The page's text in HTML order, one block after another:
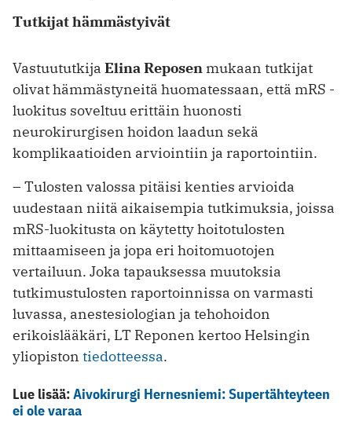
Tutkijat hämmästyivät
Vastuututkija Elina Reposen mukaan tutkijat
olivat hämmästyneitä huomatessaan, että mRS -
luokitus soveltuu erittäin huonosti
neurokirurgisen hoidon laadun sekä
komplikaatioiden arviointiin ja raportointiin.
– Tulosten valossa pitäisi kenties arvioida
uudestaan niitä aikaisempia tutkimuksia, joissa
mRS-luokitusta on käytetty hoitotulosten
mittaamiseen ja jopa eri hoitomuotojen
vertailuun. Joka tapauksessa muutoksia
tutkimustulosten raportoinnissa on varmasti
luvassa, anestesiologian ja tehohoidon
erikoislääkäri, LT Reponen kertoo Helsingin
yliopiston tiedotteessa.
Lue lisää:Aivokirurgi Hernesniemi: Supertähteyteen
ei ole varaa